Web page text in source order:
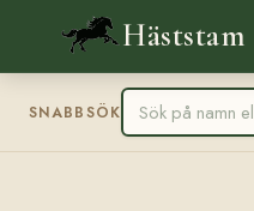
Häststam
SNABBSÖK